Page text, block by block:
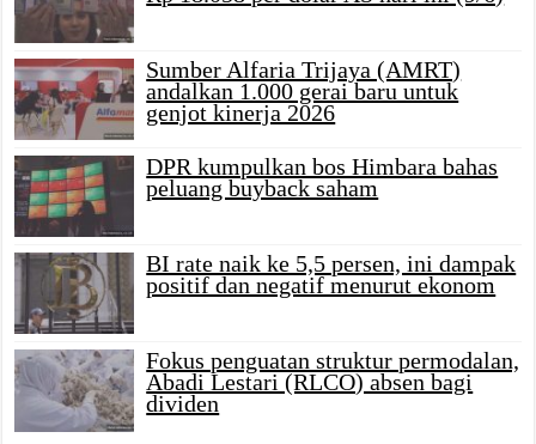
Sumber Alfaria Trijaya (AMRT)
andalkan 1.000 gerai baru untuk
genjot kinerja 2026
DPR kumpulkan bos Himbara bahas
peluang buyback saham
BI rate naik ke 5,5 persen, ini dampak
positif dan negatif menurut ekonom
Fokus penguatan struktur permodalan,
Abadi Lestari (RLCO) absen bagi
dividen